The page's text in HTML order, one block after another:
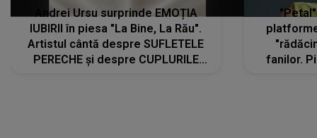
Andrei Ursu surprinde EMOȚIA
IUBIRII în piesa "La Bine, La Rău".
Artistul cântă despre SUFLETELE
PERECHE și despre CUPLURILE
fanilor.